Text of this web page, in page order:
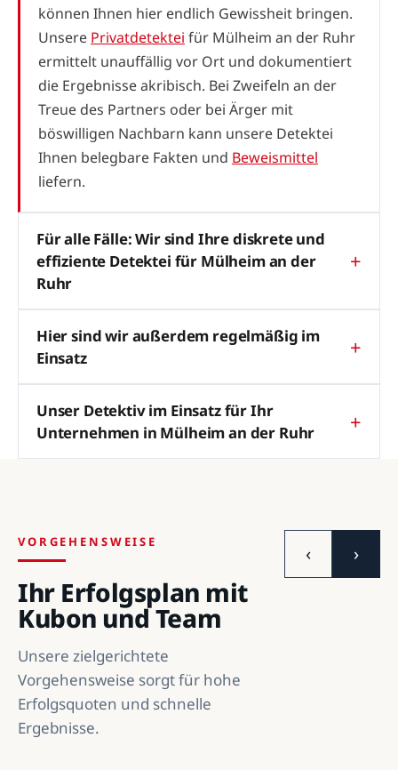
können Ihnen hier endlich Gewissheit bringen.
Unsere Privatdetektei für Mülheim an der Ruhr
ermittelt unauffällig vor Ort und dokumentiert
die Ergebnisse akribisch. Bei Zweifeln an der
Treue des Partners oder bei Ärger mit
böswilligen Nachbarn kann unsere Detektei
Ihnen belegbare Fakten und Beweismittel
liefern.
Für alle Fälle: Wir sind Ihre diskrete und
effiziente Detektei für Mülheim an der
Ruhr
Hier sind wir außerdem regelmäßig im
Einsatz
Unser Detektiv im Einsatz für Ihr
Unternehmen in Mülheim an der Ruhr
VORGEHENSWEISE
Ihr Erfolgsplan mit
Kubon und Team
Unsere zielgerichtete
Vorgehensweise sorgt für hohe
Erfolgsquoten und schnelle
Ergebnisse.
‹ ›